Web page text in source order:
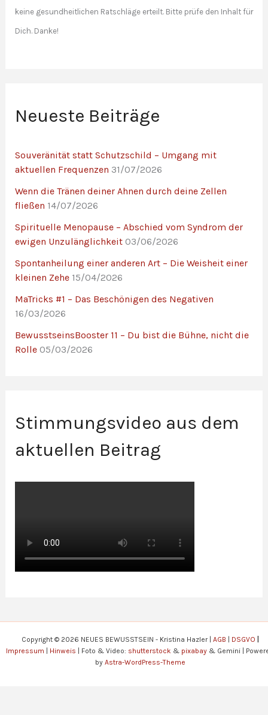
keine gesundheitlichen Ratschläge erteilt. Bitte prüfe den Inhalt für
Dich. Danke!
Neueste Beiträge
Souveränität statt Schutzschild – Umgang mit
aktuellen Frequenzen 31/07/2026
Wenn die Tränen deiner Ahnen durch deine Zellen
fließen 14/07/2026
Spirituelle Menopause – Abschied vom Syndrom der
ewigen Unzulänglichkeit 03/06/2026
Spontanheilung einer anderen Art – Die Weisheit einer
kleinen Zehe 15/04/2026
MaTricks #1 – Das Beschönigen des Negativen
16/03/2026
BewusstseinsBooster 11 – Du bist die Bühne, nicht die
Rolle 05/03/2026
Stimmungsvideo aus dem
aktuellen Beitrag
Copyright © 2026 NEUES BEWUSSTSEIN - Kristina Hazler | AGB DSGVO
Impressum
Hinweis | Foto & Video: shutterstock & pixabay & Gemini |
by Astra-WordPress-Theme